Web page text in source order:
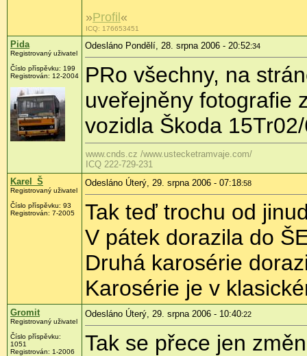
»Profil«
ICQ: 176653451
Pida
Registrovaný uživatel
Číslo příspěvku: 199
Registrován: 12-2004
Odesláno Pondělí, 28. srpna 2006 - 20:52:34
PRo všechny, na
uveřejněny fotografie
vozidla Škoda
www.cnds.cz /www.ustecketramvaje.com/
ICQ 222-729-231
Karel_Š
Registrovaný uživatel
Číslo příspěvku: 93
Registrován: 7-2005
Odesláno Úterý, 29. srpna 2006 - 07:18:58
Tak teď trochu od
V pátek dorazila do
Druhá karosérie
Karosérie je v
Gromit
Registrovaný uživatel
Číslo příspěvku:
1051
Registrován: 1-2006
Odesláno Úterý, 29. srpna 2006 - 10:40:22
Tak se přece jen